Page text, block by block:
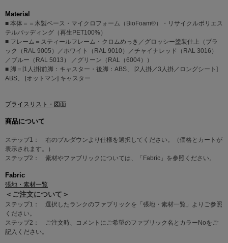
Material
■ 本体＝＝木製ベース・マイクロフォーム（BioFoam®）・リサイクルポリエス
テルパッディング（再生PET100%）
■ フレーム＝スティールフレーム・クロムめっき／グロッシー塗装仕上（ブラ
ック（RAL 9005）／ホワイト（RAL 9010）／チャイナレッド（RAL 3016）
／ブルー（RAL 5013） ／グリーン（RAL（6004））
■ 脚＝[1人掛]前脚：キャスター・後脚：ABS、 [2人掛／3人掛／ロングシート]
ABS、 [オットマン] キャスター
プライスリスト・図面
商品について
ステップ1： 右のプルダウンより仕様を選択してください。（価格とカートが
表示されます。）
ステップ2： 素材やファブリックについては、「Fabric」を参照ください。
Fabric
張地・素材一覧
＜ご注文について＞
ステップ1： 選択したランクのファブリックを「張地・素材一覧」よりご参照
ください。
ステップ2： ご注文時、コメントにご希望のファブリック名とカラーNoをご
記入ください。